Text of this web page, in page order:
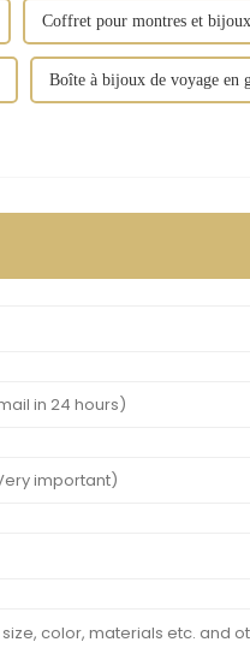
Coffret pour montres et
Boîte à bijoux de voyage en